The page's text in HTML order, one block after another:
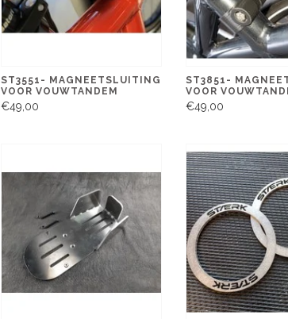
ST3551- MAGNEETSLUITING
VOOR VOUWTANDEM
€49,00
ST3851-
VOOR
€49,00